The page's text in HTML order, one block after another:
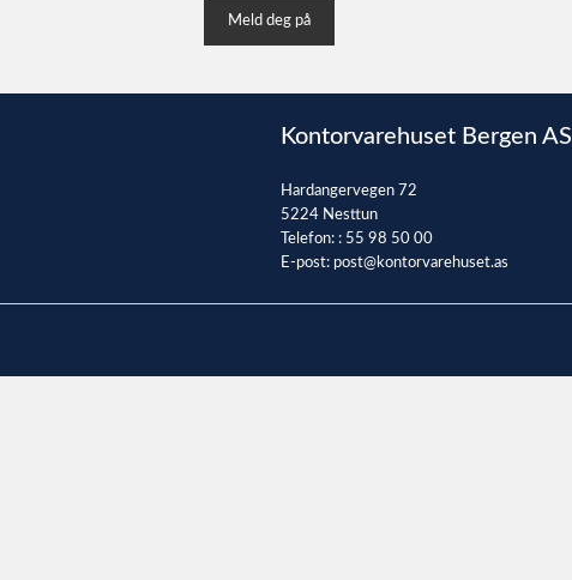
Meld deg på
Kontorvarehuset Bergen AS
Hardangervegen 72
5224 Nesttun
Telefon: : 55 98 50 00
E-post: post@kontorvarehuset.as